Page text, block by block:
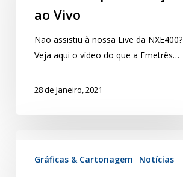
ao Vivo
Não assistiu à nossa Live da NXE400?
Veja aqui o vídeo do que a Emetrês…
28 de Janeiro, 2021
Gráficas & Cartonagem Notícias